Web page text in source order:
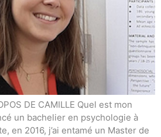
DE CAMILLE Quel est mon
un bachelier en psychologie à
en 2016, j’ai entamé un Master de